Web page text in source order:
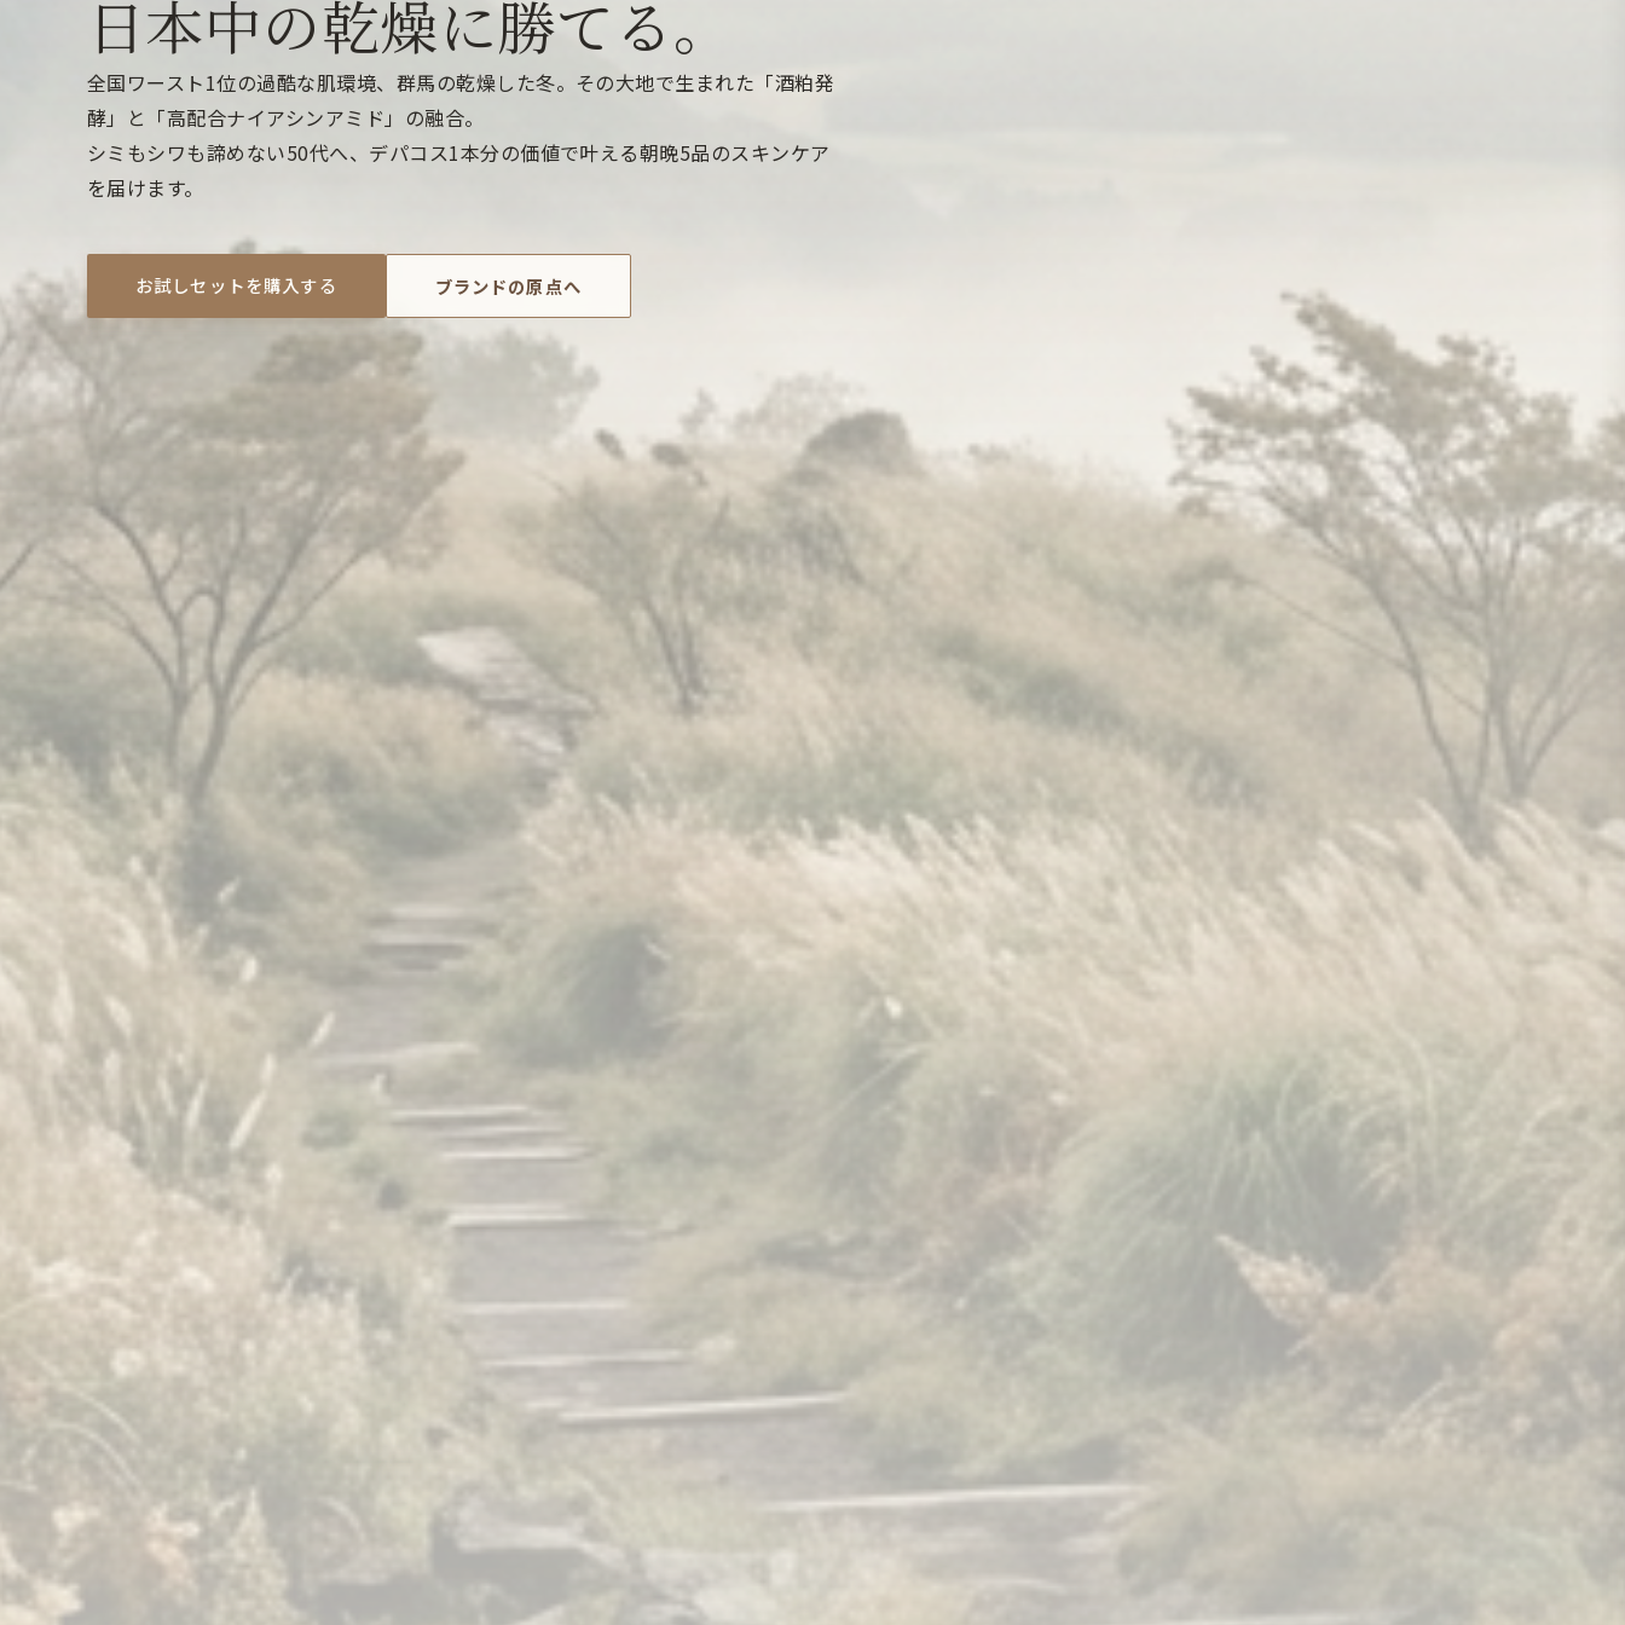
日本中の乾燥に勝てる。
全国ワースト1位の過酷な肌環境、群馬の乾燥した冬。その大地で生まれた「酒粕発
酵」と「高配合ナイアシンアミド」の融合。
シミもシワも諦めない50代へ、デパコス1本分の価値で叶える朝晩5品のスキンケア
を届けます。
お試しセットを購入する ブランドの原点へ